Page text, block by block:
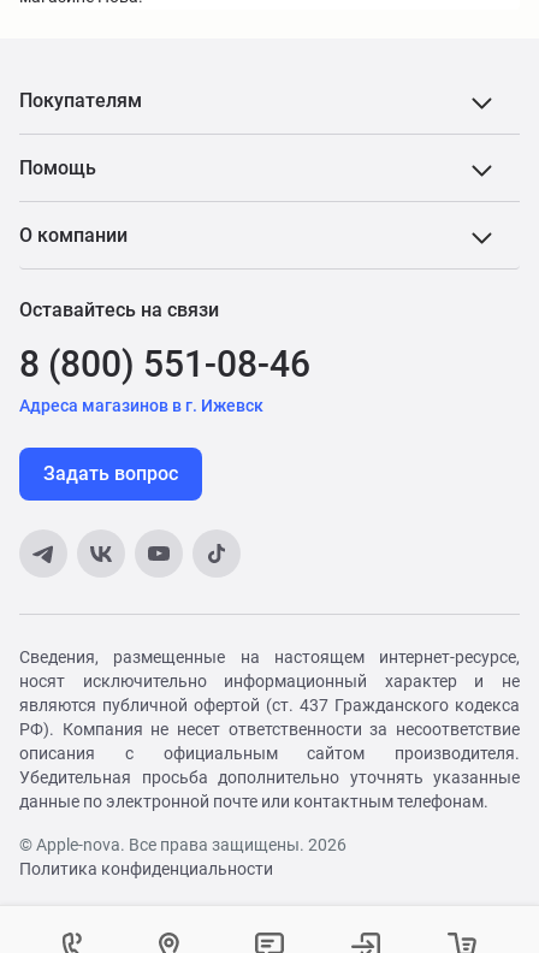
Покупателям
Помощь
О компании
Оставайтесь на связи
8 (800) 551-08-46
Адреса магазинов в г. Ижевск
Задать вопрос
Сведения, размещенные на настоящем интернет-ресурсе,
носят исключительно информационный характер и не
являются публичной офертой (ст. 437 Гражданского кодекса
РФ). Компания не несет ответственности за несоответствие
описания с официальным сайтом производителя.
Убедительная просьба дополнительно уточнять указанные
данные по электронной почте или контактным телефонам.
© Apple-nova. Все права защищены. 2026
Политика конфиденциальности
Контактный центр
Укажите ваш город
Как вам удобнее с нами связаться?
Войти в личный кабинет